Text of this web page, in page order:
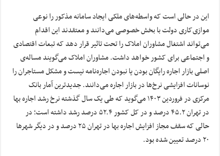
این در حالی است که واسطه‌های ملکی ایجاد سامانه مذکور را نوعی
موازی‌کاری دولت با بخش خصوصی می‌دانند و معتقدند این اقدام
می‌تواند اشتغال مشاوران املاک را تحت تاثیر قرار دهد که تبعات اقتصادی
و اجتماعی برای کشور خواهد داشت. مشاوران املاک می‌گویند مساله‌ی
اصلی بازار اجاره رایگان بودن یا نبودن اجاره‌نامه نیست و مشکل مستاجران را
نوسانات افزایشی نرخ‌ها در بازار اجاره می‌دانند. جدیدترین آمار بانک
مرکزی در فروردین ۱۴۰۳ می‌گوید که طی یک سال گذشته نرخ رشد اجاره بها
در تهران ۴۵.۲ درصد و در کل کشور ۵۲.۴ درصد رشد داشته است؛ در
حالی که سقف مجاز افزایش اجاره بها در تهران ۲۵ درصد و در دیگر شهرها
۲۰ درصد تعیین شده بود.